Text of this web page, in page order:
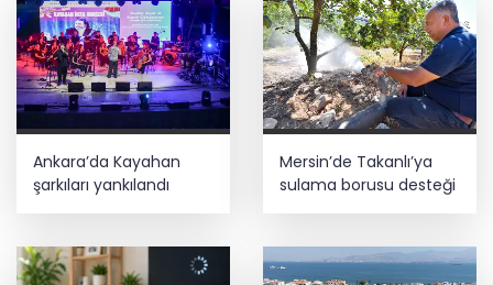
Ankara’da Kayahan
şarkıları yankılandı
Mersin’de Takanlı’ya
sulama borusu desteği